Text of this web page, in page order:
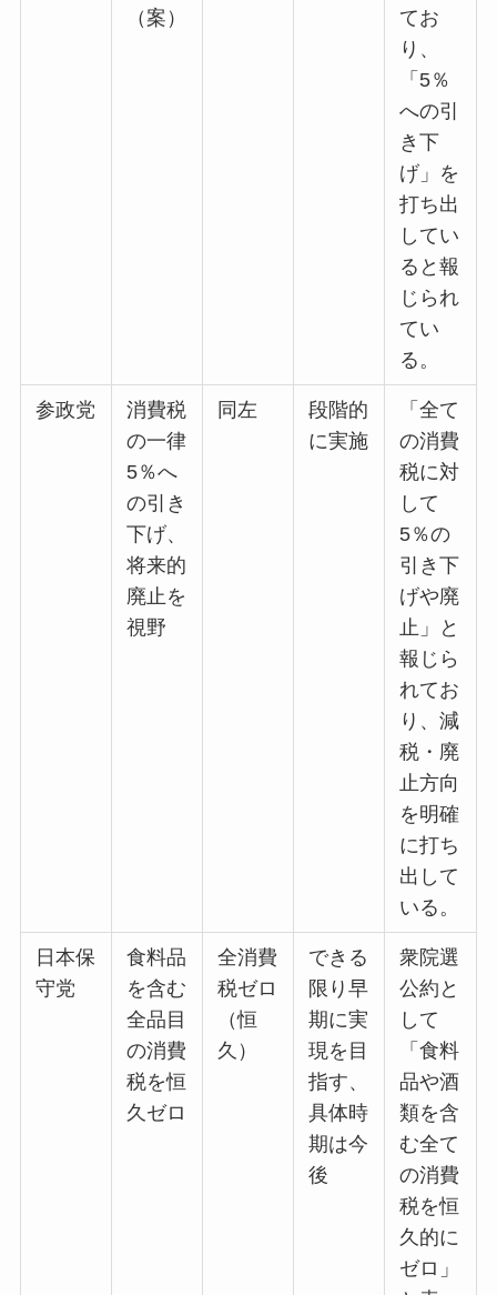
（案）
てお
り、
「5％
への引
き下
げ」を
打ち出
してい
ると報
じられ
てい
る。​
参政党
消費税
の一律
5％へ
の引き
下げ、
将来的
廃止を
視野
同左
段階的
に実施
「全て
の消費
税に対
して
5％の
引き下
げや廃
止」と
報じら
れてお
り、減
税・廃
止方向
を明確
に打ち
出して
いる。
日本保
守党
食料品
を含む
全品目
の消費
税を恒
久ゼロ
全消費
税ゼロ
（恒
久）
できる
限り早
期に実
現を目
指す、
具体時
期は今
後
衆院選
公約と
して
「食料
品や酒
類を含
む全て
の消費
税を恒
久的に
ゼロ」